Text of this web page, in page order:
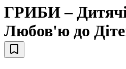
ГРИБИ – Дитячі
Любов'ю до